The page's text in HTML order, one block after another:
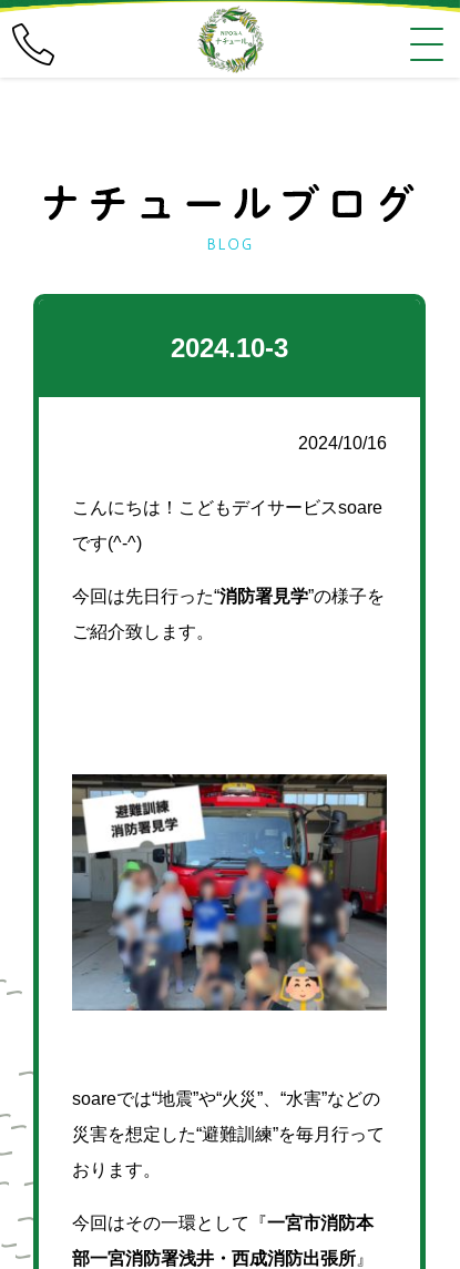
2024.10-3
2024/10/16
こんにちは！こどもデイサービスsoare
です(^-^)
今回は先日行った“消防署見学”の様子を
ご紹介致します。
soareでは“地震”や“火災”、“水害”などの
災害を想定した“避難訓練”を毎月行って
おります。
今回はその一環として『一宮市消防本
部一宮消防署浅井・西成消防出張所 』